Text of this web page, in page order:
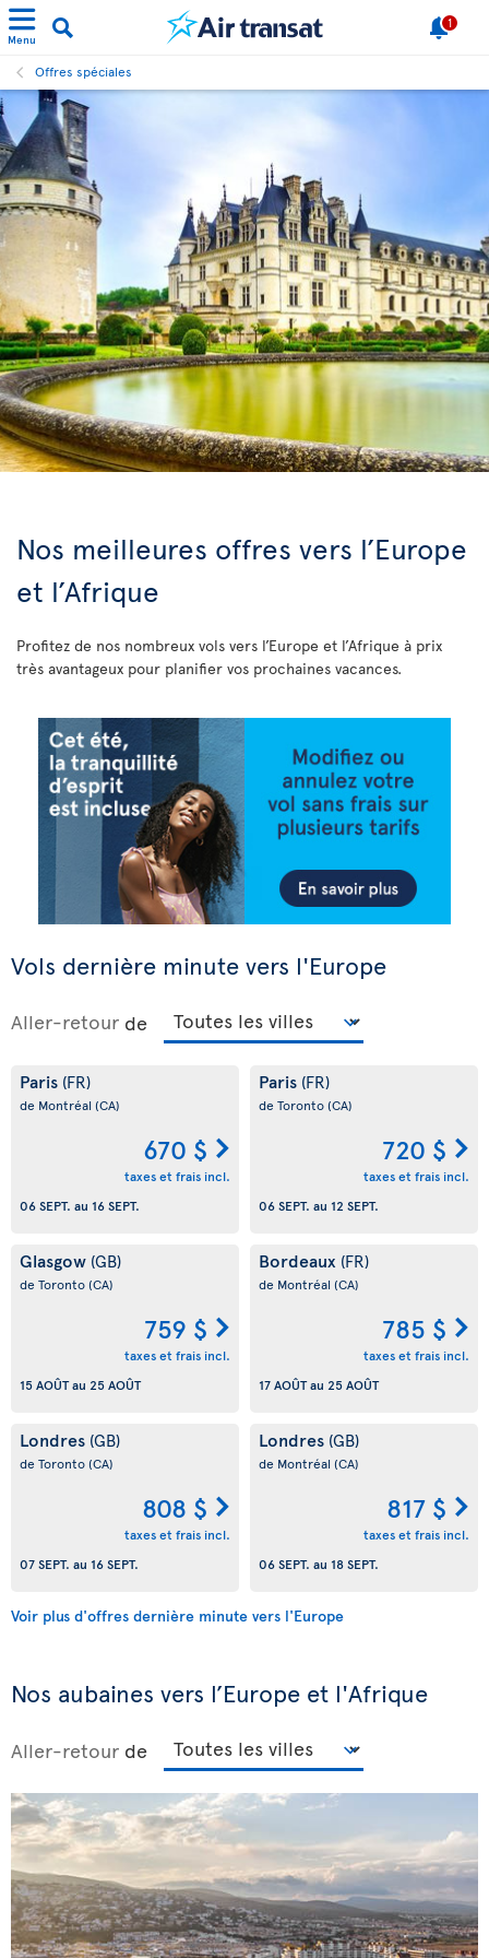
Menu
1
Offres spéciales
Nos meilleures offres vers l’Europe
et l’Afrique
Profitez de nos nombreux vols vers l’Europe et l’Afrique à prix
très avantageux pour planifier vos prochaines vacances.
Vols dernière minute vers l'Europe
Aller-retour de
Paris (FR)
de Montréal (CA)
670 $
taxes et frais incl.
06 SEPT. au 16 SEPT.
Paris (FR)
de Toronto(CA)
720 $
taxes et frais incl.
06 SEPT. au 12 SEPT.
Glasgow (GB)
de Toronto(CA)
759 $
taxes et frais incl.
15 AOÛTau 25 AOÛT
Bordeaux (FR)
de Montréal (CA)
785 $
taxes et frais incl.
17 AOÛTau 25 AOÛT
Londres (GB)
de Toronto(CA)
808 $
taxes et frais incl.
07 SEPT. au 16 SEPT.
Londres (GB)
de Montréal (CA)
817 $
taxes et frais incl.
06 SEPT. au 18 SEPT.
Voir plus d'offres dernière minute vers l'Europe
Nos aubaines vers l’Europe et l'Afrique
Aller-retour de